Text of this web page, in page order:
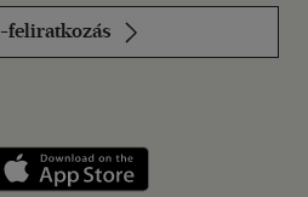
ona LinkedInen
applikáció Szerezd meg: Google